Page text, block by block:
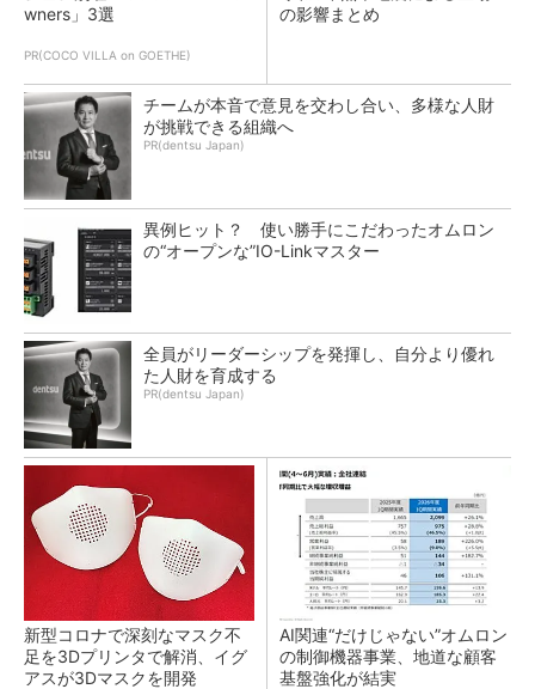
wners」3選
PR(COCO VILLA on GOETHE)
の影響まとめ
チームが本音で意見を交わし合い、多様な人財
が挑戦できる組織へ
PR(dentsu Japan)
異例ヒット？ 使い勝手にこだわったオムロン
の“オープンな”IO-Linkマスター
全員がリーダーシップを発揮し、自分より優れ
た人財を育成する
PR(dentsu Japan)
新型コロナで深刻なマスク不
足を3Dプリンタで解消、イグ
アスが3Dマスクを開発
AI関連“だけじゃない”オムロン
の制御機器事業、地道な顧客
基盤強化が結実